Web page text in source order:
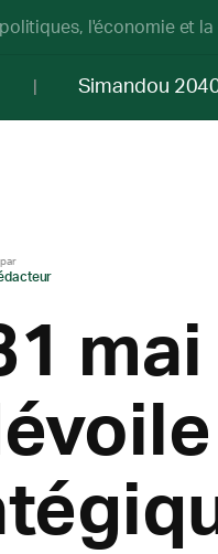
l'économie et la
Simandou
mai